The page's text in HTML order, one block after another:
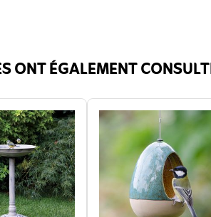
ONT ÉGALEMENT